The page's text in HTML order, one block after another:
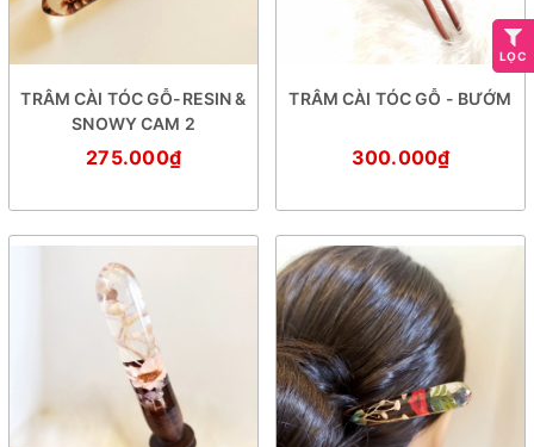
TRÂM CÀI TÓC GỖ-RESIN &
SNOWY CAM 2
275.000₫
TRÂM CÀI TÓC GỖ - BƯỚM
300.000₫
LỌC